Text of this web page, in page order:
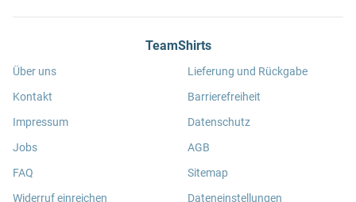
TeamShirts
Über uns
Kontakt
Impressum
Jobs
FAQ
Widerruf einreichen
Lieferung und Rückgabe
Barrierefreiheit
Datenschutz
AGB
Sitemap
Dateneinstellungen